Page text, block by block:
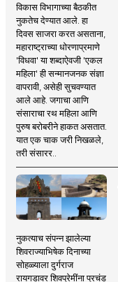
विकास विभागाच्या बैठकीत
नुकतेच देण्यात आले. हा
दिवस साजरा करत असताना,
महाराष्ट्राच्या धोरणाप्रमाणे
'विधवा' या शब्दाऐवजी 'एकल
महिला' ही सन्मानजनक संज्ञा
वापरावी, असेही सुचवण्यात
आले आहे. जगाचा आणि
संसाराचा रथ महिला आणि
पुरुष बरोबरीने हाकत असतात.
यात एक चाक जरी निखळले,
तरी संसारर..
नुकत्याच संपन्न झालेल्या
शिवराज्याभिषेक दिनाच्या
सोहळ्याला दुर्गराज
रायगडावर शिवप्रेमींना प्रचंड